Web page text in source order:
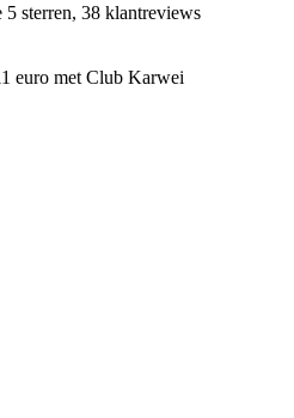
sterren, 38 klantreviews
euro met Club Karwei